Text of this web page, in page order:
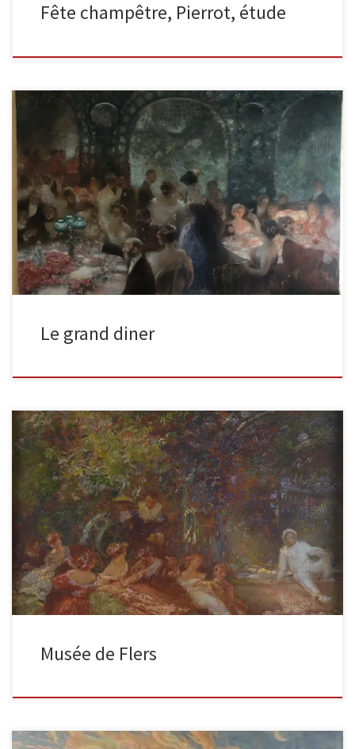
Fête champêtre, Pierrot, étude
Voici une grande toile de 2,5m sur 1,3m de hauteur représentant
un diner. Qu’il soit mondain, ou d’un mariage, il […]
Le grand diner
Fête chez Thérèse huile sur bois, 56,5 x 63 cm, « Gaston Latouche
Legs Mme Lehugeur / panneau. Latouche Flers […]
Musée de Flers